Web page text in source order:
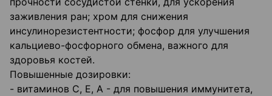
заживления ран; хром для снижения
инсулинорезистентности; фосфор для улучшения
кальциево-фосфорного обмена, важного для
здоровья костей.
Повышенные дозировки:
- витаминов С, Е, А - для повышения иммунитета,